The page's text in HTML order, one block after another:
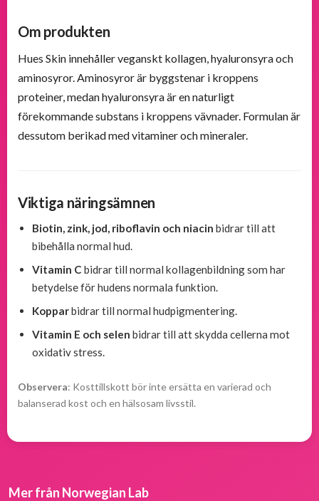
Om produkten
Hues Skin innehåller veganskt kollagen, hyaluronsyra och
aminosyror. Aminosyror är byggstenar i kroppens
proteiner, medan hyaluronsyra är en naturligt
förekommande substans i kroppens vävnader. Formulan är
dessutom berikad med vitaminer och mineraler.
Viktiga näringsämnen
Biotin, zink, jod, riboflavin och niacin bidrar till att
bibehålla normal hud.
Vitamin C bidrar till normal kollagenbildning som har
betydelse för hudens normala funktion.
Kopparbidrar till normal hudpigmentering.
Vitamin E och selen bidrar till att skydda cellerna mot
oxidativ stress.
Observera: Kosttillskott bör inte ersätta en varierad och
balanserad kost och en hälsosam livsstil.
Mer från Norwegian Lab